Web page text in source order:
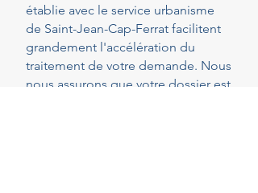
établie avec le service urbanisme
de Saint-Jean-Cap-Ferrat facilitent
grandement l'accélération du
traitement de votre demande. Nous
nous assurons que votre dossier est